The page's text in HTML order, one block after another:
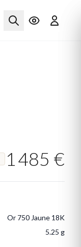
1 485 €
Or 750 Jaune 18K
5.25 g